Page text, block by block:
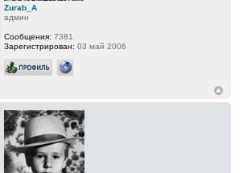
Zurab_A
админ
Сообщения: 7381
Зарегистрирован: 03 май 2006